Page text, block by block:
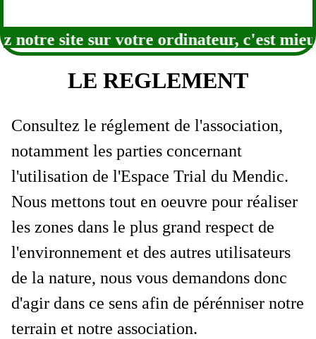
notre site sur votre ordinateur, c'est
LE REGLEMENT
Consultez le réglement de l'association,
notamment les parties concernant
l'utilisation de l'Espace Trial du Mendic.
Nous mettons tout en oeuvre pour réaliser
les zones dans le plus grand respect de
l'environnement et des autres utilisateurs
de la nature, nous vous demandons donc
d'agir dans ce sens afin de pérénniser notre
terrain et notre association.